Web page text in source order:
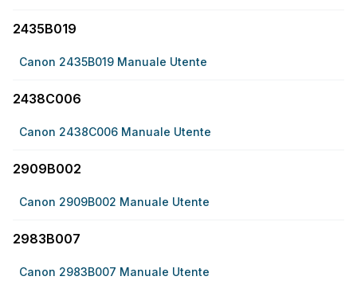
2435B019
Canon 2435B019 Manuale Utente
2438C006
Canon 2438C006 Manuale Utente
2909B002
Canon 2909B002 Manuale Utente
2983B007
Canon 2983B007 Manuale Utente